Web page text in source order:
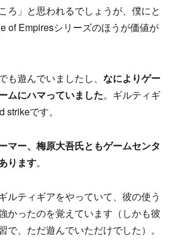
ろ」と思われるでしょうが、僕にと
of Empiresシリーズのほうが価値が
遊んでいましたし、 なによりゲー
ムにハマっていました。ギルティギ
strikeです。
マー、梅原大吾氏ともゲームセンタ
ります。
ルティギアをやっていて、彼の使う
かったのを覚えています（しかも彼
で、ただ遊んでいただけでした）。